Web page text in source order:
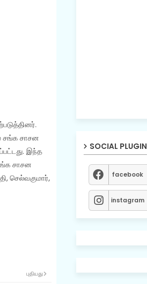
சங்க சாசன
இந்த
சாசன
செல்வகுமார்,
புதியது
SOCIAL PLUGIN
facebook
instagram